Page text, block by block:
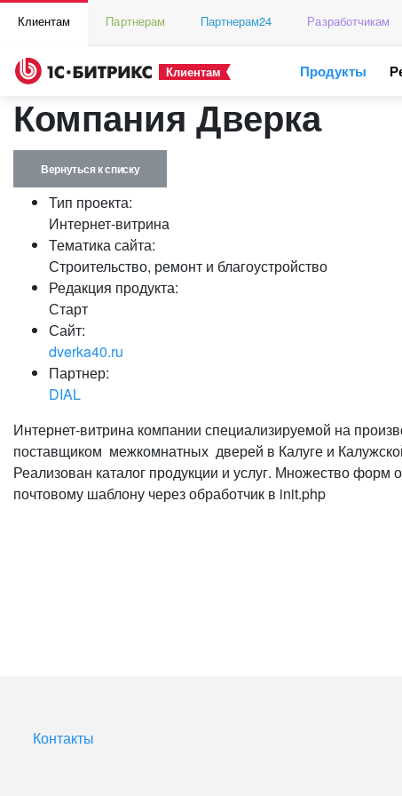
Клиентам Партнерам Партнерам24 Разработчикам
Клиентам Продукты
Компания Дверка
Вернуться к списку
Тип проекта:
Интернет-витрина
Тематика сайта:
Строительство, ремонт и благоустройство
Редакция продукта:
Старт
Сайт:
dverka40.ru
Партнер:
DIAL
Интернет-витрина компании специализируемой на
поставщиком межкомнатных дверей в Калуге и
Реализован каталог продукции и услуг. Множество
почтовому шаблону через обработчик в init.php
Контакты